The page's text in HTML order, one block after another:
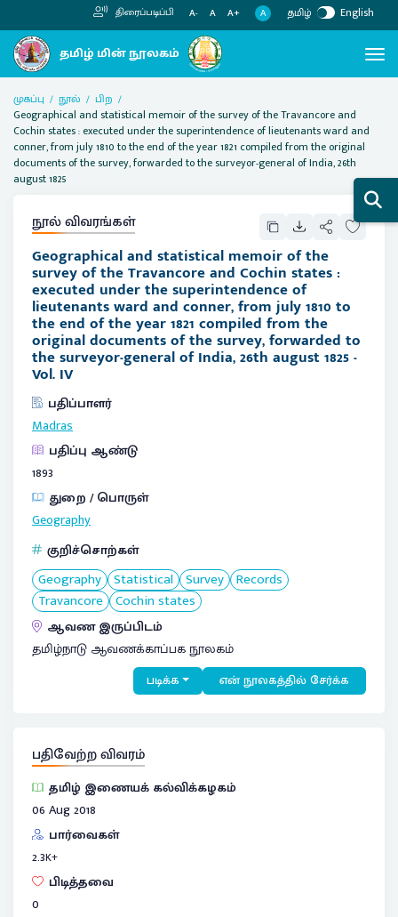
திரைப்படிப்பி A- A A+ A தமிழ் English
முகப்பு நூல்
பிற
Geographical and statistical memoir of the survey of the Travancore and
Cochin states : executed under the superintendence of lieutenants ward and
conner, from july 1810 to the end of the year 1821 compiled from the original
documents of the survey, forwarded to the surveyor-general of India, 26th
august 1825
நூல் விவரங்கள்
Geographical and statistical memoir of the
survey of the Travancore and Cochin states :
executed under the superintendence of
lieutenants ward and conner, from july 1810 to
the end of the year 1821 compiled from the
original documents of the survey, forwarded to
the surveyor-general of India, 26th august 1825 -
Vol. IV
பதிப்பாளர்
Madras
பதிப்பு ஆண்டு
1893
துறை / பொருள்
Geography
குறிச்சொற்கள்
Geography Statistical Survey Records
Travancore Cochin states
ஆவண இருப்பிடம்
தமிழ்நாடு ஆவணக்காப்பக நூலகம்
படிக்க என் நூலகத்தில் சேர்க்க
பதிவேற்ற விவரம்
தமிழ் இணையக் கல்விக்கழகம்
06 Aug 2018
பார்வைகள்
2.3K+
பிடித்தவை
0